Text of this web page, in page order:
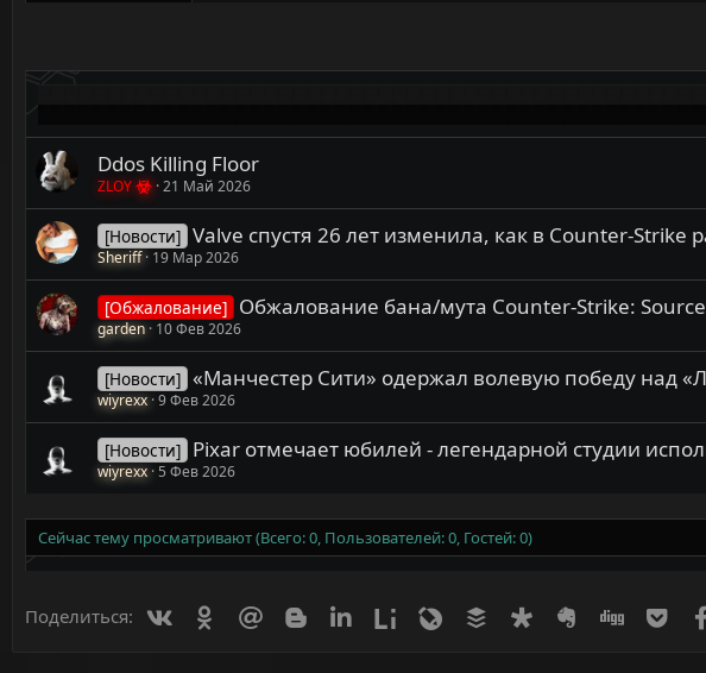
Ddos Killing Floor
ZLOY 21 Май 2026
[Новости] Valve спустя 26 лет изменила, как в Counter-Strike
Sheriff 19 Мар 2026
[Обжалование] Обжалование бана/мута Counter-Strike:
garden 10 Фев 2026
[Новости] «Манчестер Сити» одержал волевую победу над
wiyrexx 9 Фев 2026
[Новости] Pixar отмечает юбилей - легендарной студии
wiyrexx 5 Фев 2026
Сейчас тему просматривают (Всего: 0, Пользователей: 0, Гостей: 0)
Поделиться: ВконтактеОдноклассники
Mail.ru BloggerLinkedinLiveinternetLivejournal
Buffer DiasporaEvernoteDigg